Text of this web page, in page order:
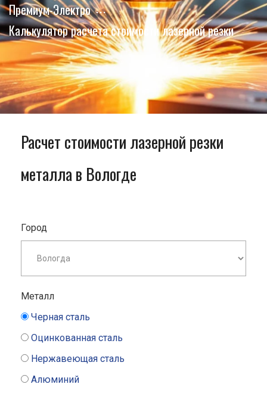
Премиум-Электро
Калькулятор расчета стоимости лазерной резки
Расчет стоимости лазерной резки
металла в Вологде
Город
Металл
Черная сталь
Оцинкованная сталь
Нержавеющая сталь
Алюминий